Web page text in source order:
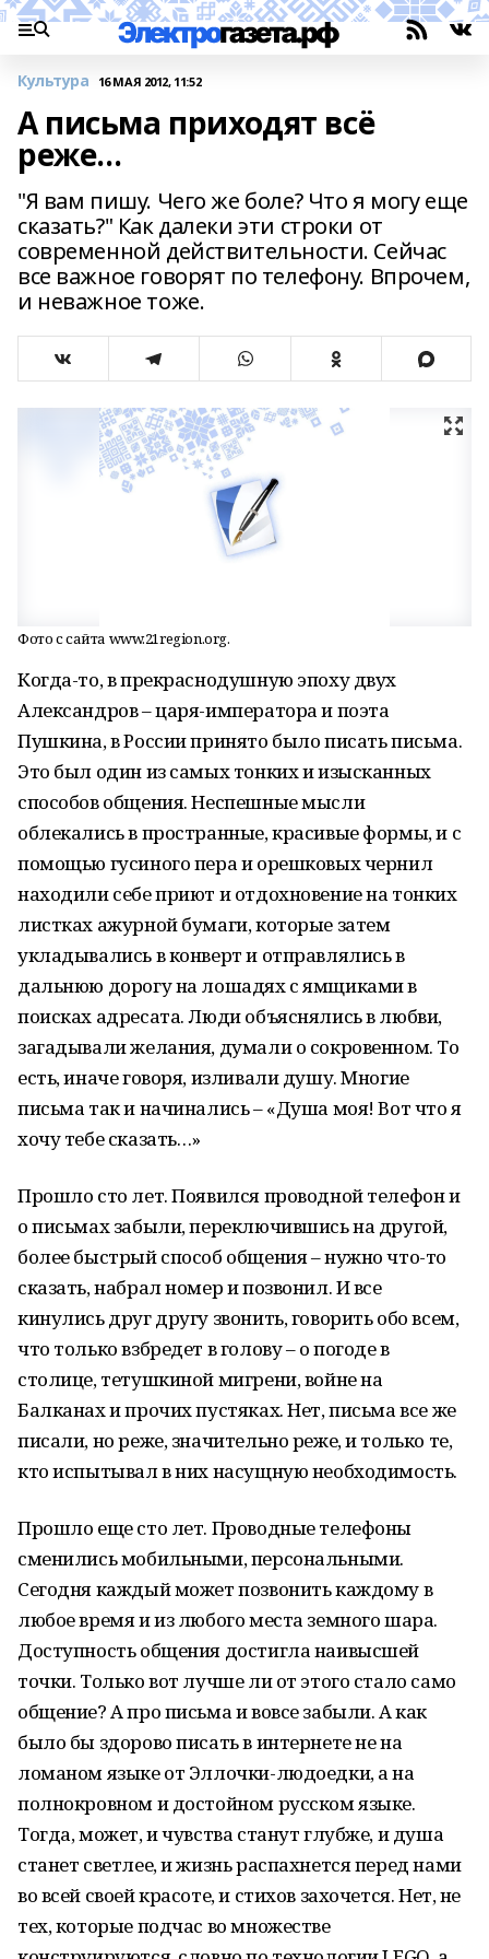
Культура 16 МАЯ 2012, 11:52
А письма приходят всё
реже…
"Я вам пишу. Чего же боле? Что я могу еще
сказать?" Как далеки эти строки от
современной действительности. Сейчас
все важное говорят по телефону. Впрочем,
и неважное тоже.
Фото с сайта www.21region.org.
Когда-то, в прекраснодушную эпоху двух
Александров – царя-императора и поэта
Пушкина, в России принято было писать письма.
Это был один из самых тонких и изысканных
способов общения. Неспешные мысли
облекались в пространные, красивые формы, и с
помощью гусиного пера и орешковых чернил
находили себе приют и отдохновение на тонких
листках ажурной бумаги, которые затем
укладывались в конверт и отправлялись в
дальнюю дорогу на лошадях с ямщиками в
поисках адресата. Люди объяснялись в любви,
загадывали желания, думали о сокровенном. То
есть, иначе говоря, изливали душу. Многие
письма так и начинались – «Душа моя! Вот что я
хочу тебе сказать…»
Прошло сто лет. Появился проводной телефон и
о письмах забыли, переключившись на другой,
более быстрый способ общения – нужно что-то
сказать, набрал номер и позвонил. И все
кинулись друг другу звонить, говорить обо всем,
что только взбредет в голову – о погоде в
столице, тетушкиной мигрени, войне на
Балканах и прочих пустяках. Нет, письма все же
писали, но реже, значительно реже, и только те,
кто испытывал в них насущную необходимость.
Прошло еще сто лет. Проводные телефоны
сменились мобильными, персональными.
Сегодня каждый может позвонить каждому в
любое время и из любого места земного шара.
Доступность общения достигла наивысшей
точки. Только вот лучше ли от этого стало само
общение? А про письма и вовсе забыли. А как
было бы здорово писать в интернете не на
ломаном языке от Эллочки-людоедки, а на
полнокровном и достойном русском языке.
Тогда, может, и чувства станут глубже, и душа
станет светлее, и жизнь распахнется перед нами
во всей своей красоте, и стихов захочется. Нет, не
тех, которые подчас во множестве